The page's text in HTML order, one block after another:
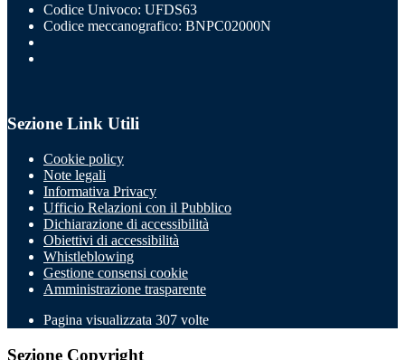
Codice Univoco: UFDS63
Codice meccanografico: BNPC02000N
Sezione Link Utili
Cookie policy
Note legali
Informativa Privacy
Ufficio Relazioni con il Pubblico
Dichiarazione di accessibilità
Obiettivi di accessibilità
Whistleblowing
Gestione consensi cookie
Amministrazione trasparente
Pagina visualizzata 307 volte
Sezione Copyright